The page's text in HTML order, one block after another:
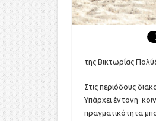
της Βικτωρίας
Στις περιόδους
Υπάρχει έντονη
πραγματικότητα